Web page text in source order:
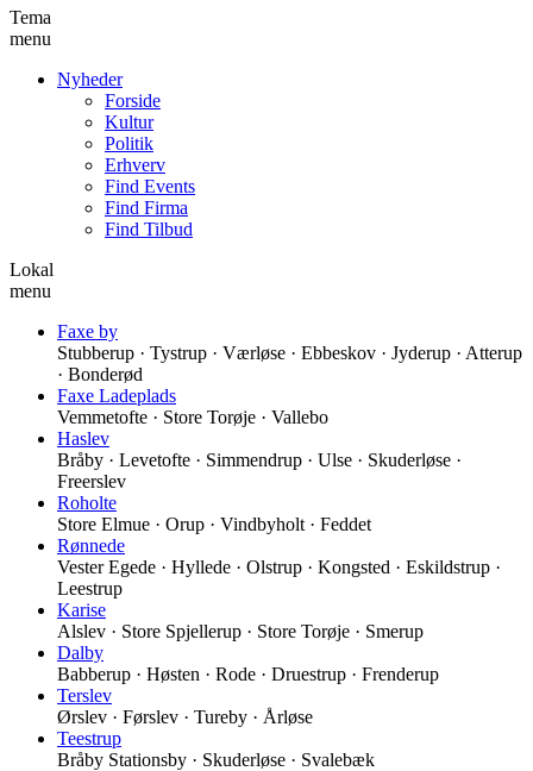
Tema
menu
Nyheder
Forside
Kultur
Politik
Erhverv
Find Events
Find Firma
Find Tilbud
Lokal
menu
Faxe by
Stubberup · Tystrup · Værløse · Ebbeskov · Jyderup · Atterup
· Bonderød
Faxe Ladeplads
Vemmetofte · Store Torøje · Vallebo
Haslev
Bråby · Levetofte · Simmendrup · Ulse · Skuderløse ·
Freerslev
Roholte
Store Elmue · Orup · Vindbyholt · Feddet
Rønnede
Vester Egede · Hyllede · Olstrup · Kongsted · Eskildstrup ·
Leestrup
Karise
Alslev · Store Spjellerup · Store Torøje · Smerup
Dalby
Babberup · Høsten · Rode · Druestrup · Frenderup
Terslev
Ørslev · Førslev · Tureby · Årløse
Teestrup
Bråby Stationsby · Skuderløse · Svalebæk